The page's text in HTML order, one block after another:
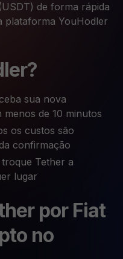
de forma rápida
plataforma YouHodler
sua nova
de 10 minutos
os custos são
confirmação
Tether a
lugar
por Fiat
no